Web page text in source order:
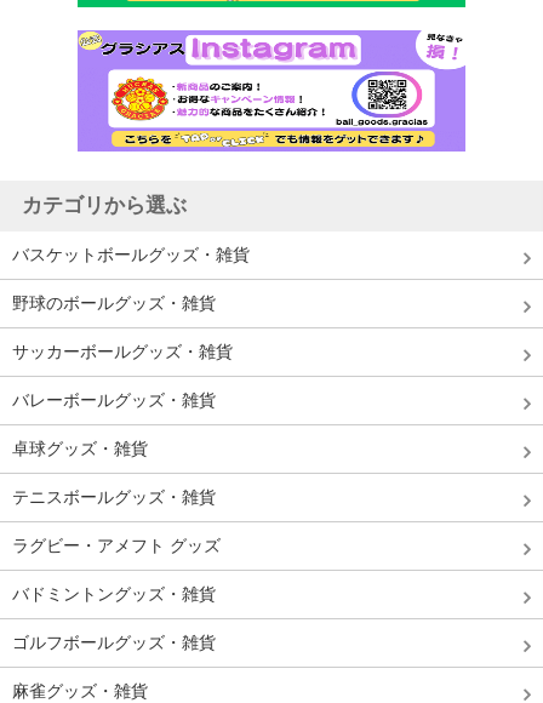
カテゴリから選ぶ
バスケットボールグッズ・雑貨
野球のボールグッズ・雑貨
サッカーボールグッズ・雑貨
バレーボールグッズ・雑貨
卓球グッズ・雑貨
テニスボールグッズ・雑貨
ラグビー・アメフト グッズ
バドミントングッズ・雑貨
ゴルフボールグッズ・雑貨
麻雀グッズ・雑貨